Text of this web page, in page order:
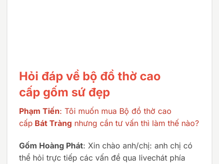
Hỏi đáp về bộ đồ thờ cao
cấp gốm sứ đẹp
Phạm Tiến: Tôi muốn mua Bộ đồ thờ cao
cấp Bát Tràng nhưng cần tư vấn thì làm thế nào?
Gốm Hoàng Phát: Xin chào anh/chị: anh chị có
thể hỏi trực tiếp các vấn đề qua livechát phía